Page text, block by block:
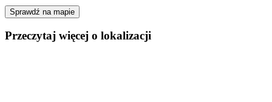
Sprawdź na mapie
Przeczytaj więcej o lokalizacji